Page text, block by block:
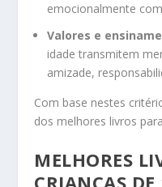
emocionalmente
Valores e
idade transmitem
amizade,
Com base nestes
dos melhores livros
MELHORES